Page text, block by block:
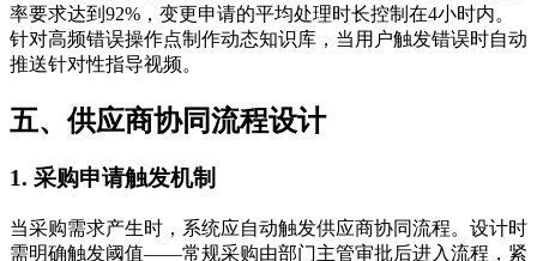
率要求达到92%，变更申请的平均处理时长控制在4小时内。
针对高频错误操作点制作动态知识库，当用户触发错误时自动
推送针对性指导视频。
五、供应商协同流程设计
1. 采购申请触发机制
当采购需求产生时，系统应自动触发供应商协同流程。设计时
需明确触发阈值——常规采购由部门主管审批后进入流程，紧